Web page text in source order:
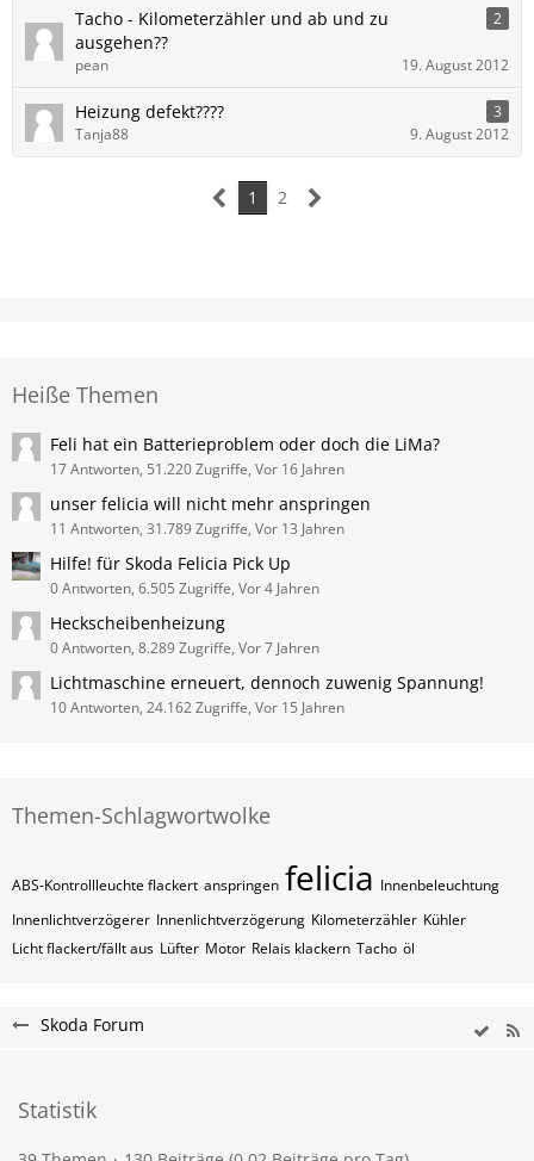
Tacho - Kilometerzähler und ab und zu
ausgehen??
2
pean 19. August 2012
Heizung defekt????
3
Tanja88
9. August 2012
1 2
Heiße Themen
Feli hat ein Batterieproblem oder doch die LiMa?
17 Antworten, 51.220 Zugriffe, Vor 16 Jahren
unser felicia will nicht mehr anspringen
11 Antworten, 31.789 Zugriffe, Vor 13 Jahren
Hilfe! für Skoda Felicia Pick Up
0 Antworten, 6.505 Zugriffe, Vor 4 Jahren
Heckscheibenheizung
0 Antworten, 8.289 Zugriffe, Vor 7 Jahren
Lichtmaschine erneuert, dennoch zuwenig Spannung!
10 Antworten, 24.162 Zugriffe, Vor 15 Jahren
Themen-Schlagwortwolke
ABS-Kontrollleuchte flackert anspringen felicia Innenbeleuchtung
Innenlichtverzögerer Innenlichtverzögerung Kilometerzähler Kühler
Licht flackert/fällt aus Lüfter Motor Relais klackern Tacho öl
Skoda Forum
Statistik